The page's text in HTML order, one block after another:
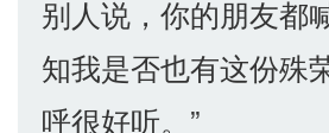
别人说，你的朋友都
知我是否也有这份殊
呼很好听。”